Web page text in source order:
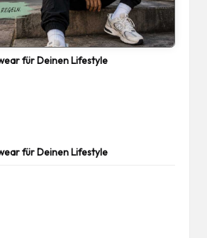
für Deinen Lifestyle
für Deinen Lifestyle